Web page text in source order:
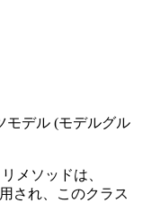
モデル (モデルグル
メソッドは、
され、このクラス